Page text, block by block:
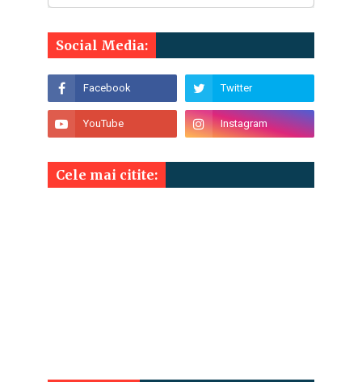
Social Media:
Cele mai citite: